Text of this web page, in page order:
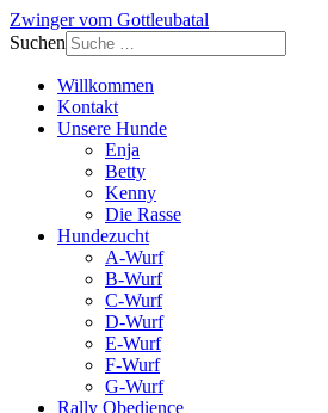
Zwinger vom Gottleubatal
Suchen
Willkommen
Kontakt
Unsere Hunde
Enja
Betty
Kenny
Die Rasse
Hundezucht
A-Wurf
B-Wurf
C-Wurf
D-Wurf
E-Wurf
F-Wurf
G-Wurf
Rally Obedience